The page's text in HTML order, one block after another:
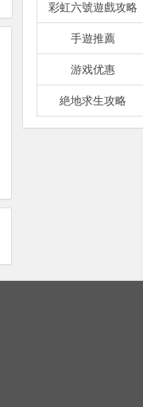
彩虹六號遊戲攻略
手遊推薦
游戏优惠
絶地求生攻略